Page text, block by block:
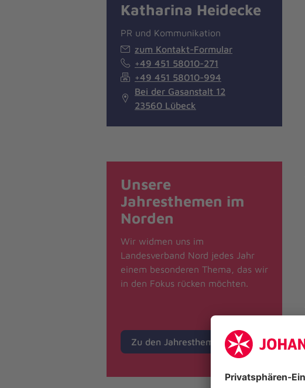
Katharina Heidecke
PR und Kommunikation
zum Kontakt-Formular
+49 451 58010-271
+49 451 58010-994
Bei der Gasanstalt 12
23560 Lübeck
Unsere
Jahresthemen im
Norden
Wir widmen uns im
Landesverband Nord jedes Jahr
einem besonderen Thema, das wir
in den Fokus rücken möchten.
Zu den Jahresthemen